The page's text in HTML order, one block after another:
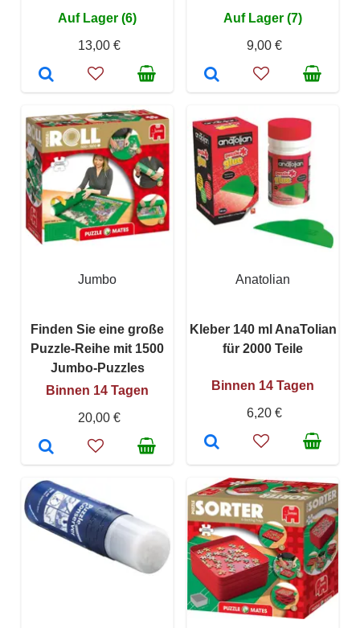
Auf Lager (6)
13,00 €
Auf Lager (7)
9,00 €
Jumbo
Finden Sie eine große
Puzzle-Reihe mit 1500
Jumbo-Puzzles
Binnen 14 Tagen
20,00 €
Anatolian
Kleber 140 ml AnaTolian
für 2000 Teile
Binnen 14 Tagen
6,20 €